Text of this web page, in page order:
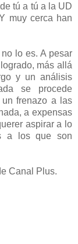
tú a tú a la UD
muy cerca han
lo es. A pesar
más allá
y un análisis
se procede
un frenazo a las
a expensas
aspirar a lo
a los que son
Canal Plus.